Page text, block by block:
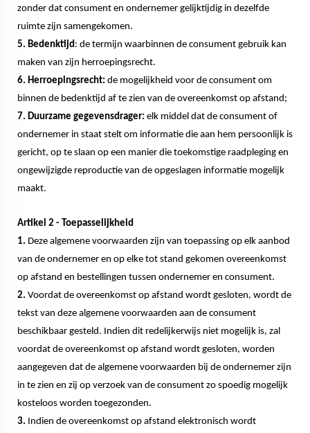
zonder dat consument en ondernemer gelijktijdig in dezelfde
ruimte zijn samengekomen.
5. Bedenktijd: de termijn waarbinnen de consument gebruik kan
maken van zijn herroepingsrecht.
6. Herroepingsrecht: de mogelijkheid voor de consument om
binnen de bedenktijd af te zien van de overeenkomst op afstand;
7. Duurzame gegevensdrager: elk middel dat de consument of
ondernemer in staat stelt om informatie die aan hem persoonlijk is
gericht, op te slaan op een manier die toekomstige raadpleging en
ongewijzigde reproductie van de opgeslagen informatie mogelijk
maakt.
Artikel 2 - Toepasselijkheid
1. Deze algemene voorwaarden zijn van toepassing op elk aanbod
van de ondernemer en op elke tot stand gekomen overeenkomst
op afstand en bestellingen tussen ondernemer en consument.
2. Voordat de overeenkomst op afstand wordt gesloten, wordt de
tekst van deze algemene voorwaarden aan de consument
beschikbaar gesteld. Indien dit redelijkerwijs niet mogelijk is, zal
voordat de overeenkomst op afstand wordt gesloten, worden
aangegeven dat de algemene voorwaarden bij de ondernemer zijn
in te zien en zij op verzoek van de consument zo spoedig mogelijk
kosteloos worden toegezonden.
3. Indien de overeenkomst op afstand elektronisch wordt